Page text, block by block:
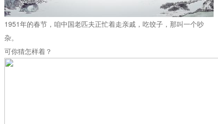
1951年的春节，咱中国老匹夫正忙着走亲戚，吃饺子，那叫一个吵
杂。
可你猜怎样着？